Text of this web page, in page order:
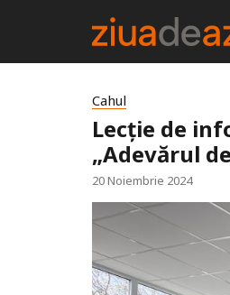
Cahul
Lecție de
„Adevărul
20 Noiembrie 2024